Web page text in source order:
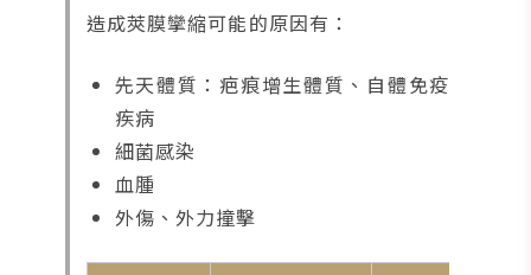
造成莢膜攣縮可能的原因有：
先天體質：疤痕增生體質、自體免疫
疾病
細菌感染
血腫
外傷、外力撞擊